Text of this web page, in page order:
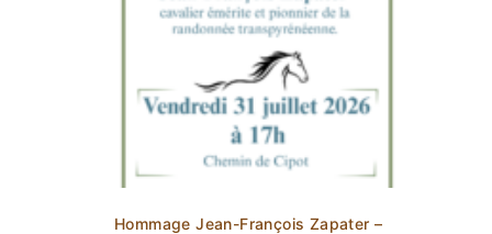
Hommage Jean-François Zapater –